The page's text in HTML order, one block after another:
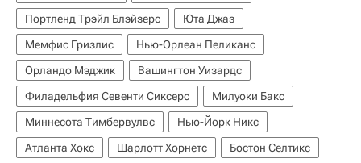
Портленд Трэйл Блэйзерс
Юта Джаз
Мемфис Гризлис
Нью-Орлеан Пеликанс
Орландо Мэджик
Вашингтон Уизардс
Филадельфия Севенти Сиксерс
Милуоки Бакс
Миннесота Тимбервулвс
Нью-Йорк Никс
Атланта Хокс
Шарлотт Хорнетс
Бостон Селтикс